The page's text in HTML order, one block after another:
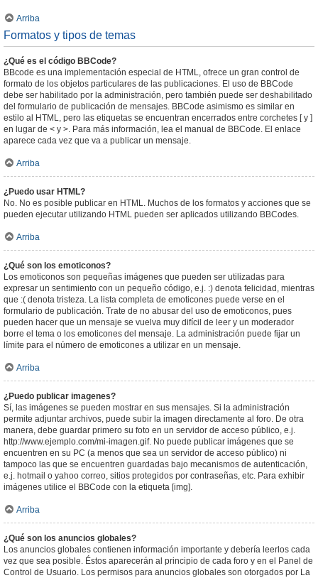
Arriba
Formatos y tipos de temas
¿Qué es el código BBCode?
BBcode es una implementación especial de HTML, ofrece un gran control de
formato de los objetos particulares de las publicaciones. El uso de BBCode
debe ser habilitado por la administración, pero también puede ser deshabilitado
del formulario de publicación de mensajes. BBCode asimismo es similar en
estilo al HTML, pero las etiquetas se encuentran encerrados entre corchetes [ y ]
en lugar de < y >. Para más información, lea el manual de BBCode. El enlace
aparece cada vez que va a publicar un mensaje.
Arriba
¿Puedo usar HTML?
No. No es posible publicar en HTML. Muchos de los formatos y acciones que se
pueden ejecutar utilizando HTML pueden ser aplicados utilizando BBCodes.
Arriba
¿Qué son los emoticonos?
Los emoticonos son pequeñas imágenes que pueden ser utilizadas para
expresar un sentimiento con un pequeño código, e.j. :) denota felicidad, mientras
que :( denota tristeza. La lista completa de emoticones puede verse en el
formulario de publicación. Trate de no abusar del uso de emoticonos, pues
pueden hacer que un mensaje se vuelva muy difícil de leer y un moderador
borre el tema o los emoticones del mensaje. La administración puede fijar un
límite para el número de emoticones a utilizar en un mensaje.
Arriba
¿Puedo publicar imagenes?
Sí, las imágenes se pueden mostrar en sus mensajes. Si la administración
permite adjuntar archivos, puede subir la imagen directamente al foro. De otra
manera, debe guardar primero su foto en un servidor de acceso público, e.j.
http://www.ejemplo.com/mi-imagen.gif. No puede publicar imágenes que se
encuentren en su PC (a menos que sea un servidor de acceso público) ni
tampoco las que se encuentren guardadas bajo mecanismos de autenticación,
e.j. hotmail o yahoo correo, sitios protegidos por contraseñas, etc. Para exhibir
imágenes utilice el BBCode con la etiqueta [img].
Arriba
¿Qué son los anuncios globales?
Los anuncios globales contienen información importante y debería leerlos cada
vez que sea posible. Éstos aparecerán al principio de cada foro y en el Panel de
Control de Usuario. Los permisos para anuncios globales son otorgados por La